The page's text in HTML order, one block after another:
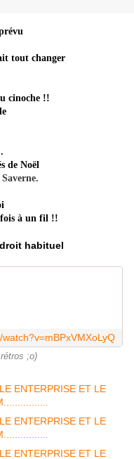
tout changer
cinoche !!
de Noël
fois à un fil !!
habituel
;o)